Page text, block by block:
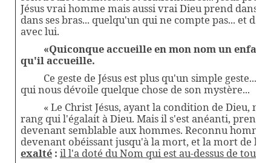
Jésus vrai homme mais aussi vrai Dieu prend dans
dans ses bras... quelqu'un qui ne compte pas... et
avec lui.
«Quiconque accueille en mon nom un
qu'il accueille.
Ce geste de Jésus est plus qu'un simple geste...
qui nous dévoile quelque chose de son mystère...
« Le Christ Jésus, ayant la condition de Dieu,
rang qui l'égalait à Dieu. Mais il s'est anéanti,
devenant semblable aux hommes. Reconnu homme
devenant obéissant jusqu'à la mort, et la mort de la
exalté : il l'a doté du Nom qui est au-dessus de tout